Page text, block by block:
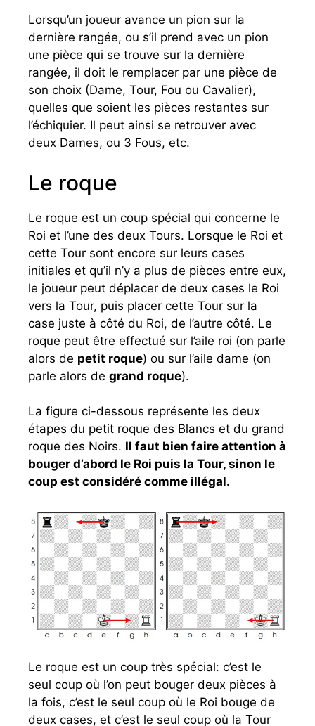
Lorsqu’un joueur avance un pion sur la
dernière rangée, ou s’il prend avec un pion
une pièce qui se trouve sur la dernière
rangée, il doit le remplacer par une pièce de
son choix (Dame, Tour, Fou ou Cavalier),
quelles que soient les pièces restantes sur
l’échiquier. Il peut ainsi se retrouver avec
deux Dames, ou 3 Fous, etc.
Le roque
Le roque est un coup spécial qui concerne le
Roi et l’une des deux Tours. Lorsque le Roi et
cette Tour sont encore sur leurs cases
initiales et qu’il n’y a plus de pièces entre eux,
le joueur peut déplacer de deux cases le Roi
vers la Tour, puis placer cette Tour sur la
case juste à côté du Roi, de l’autre côté. Le
roque peut être effectué sur l’aile roi (on parle
alors de petit roque) ou sur l’aile dame (on
parle alors de grand roque).
La figure ci-dessous représente les deux
étapes du petit roque des Blancs et du grand
roque des Noirs. Il faut bien faire attention à
bouger d’abord le Roi puis la Tour, sinon le
coup est considéré comme illégal.
Le roque est un coup très spécial: c’est le
seul coup où l’on peut bouger deux pièces à
la fois, c’est le seul coup où le Roi bouge de
deux cases, et c’est le seul coup où la Tour